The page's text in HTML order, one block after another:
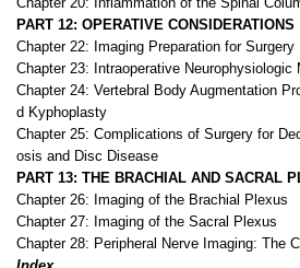
PART 12: OPERATIVE CONSIDERATIONS
Chapter 22: Imaging Preparation for Surgery
Chapter 23: Intraoperative Neurophysiologic
Chapter 24: Vertebral Body Augmentation
d Kyphoplasty
Chapter 25: Complications of Surgery for
osis and Disc Disease
PART 13: THE BRACHIAL AND SACRAL
Chapter 26: Imaging of the Brachial Plexus
Chapter 27: Imaging of the Sacral Plexus
Chapter 28: Peripheral Nerve Imaging: The